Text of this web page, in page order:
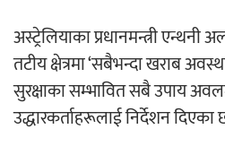
अस्ट्रेलियाका प्रधानमन्त्री
तटीय क्षेत्रमा ‘सबैभन्दा खराब
सुरक्षाका सम्भावित सबै उपाय
उद्धारकर्ताहरूलाई निर्देशन दिएका